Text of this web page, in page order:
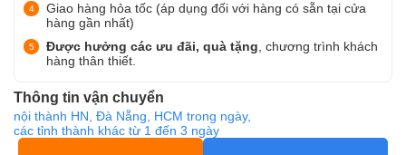
Giao hàng hỏa tốc (áp dụng đối với hàng có sẵn tại cửa
hàng gần nhất)
Được hưởng các ưu đãi, quà tặng , chương trình khách
hàng thân thiết.
Thông tin vận chuyển
nội thành HN, Đà Nẵng, HCM trong ngày,
các tỉnh thành khác từ 1 đến 3 ngày